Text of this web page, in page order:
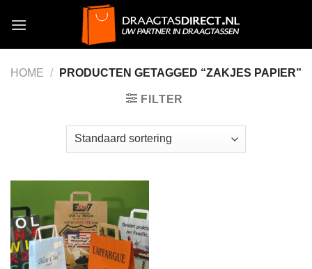
HOME / PRODUCTEN GETAGGED “ZAKJES PAPIER”
FILTER